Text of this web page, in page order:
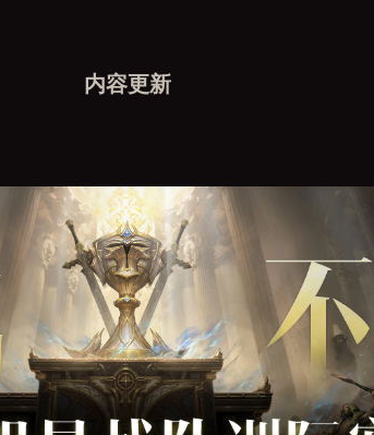
内容更新